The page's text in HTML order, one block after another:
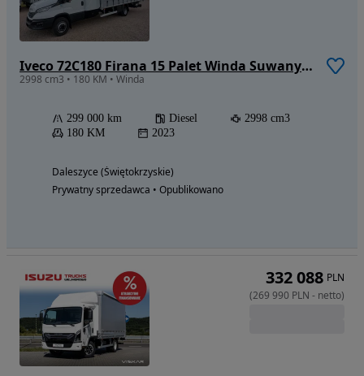
Iveco 72C180 Firana 15 Palet Winda Suwany Dach Drzwi
2998 cm3 • 180 KM • Winda
299 000 km Diesel
2998 cm3
180 KM
2023
Daleszyce (Świętokrzyskie)
Prywatny sprzedawca • Opublikowano
332 088 PLN
(269 990 PLN - netto)